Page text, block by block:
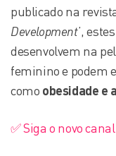
publicado na
Development’,
desenvolvem na
feminino e podem
como obesidade e
✅ Siga o novo